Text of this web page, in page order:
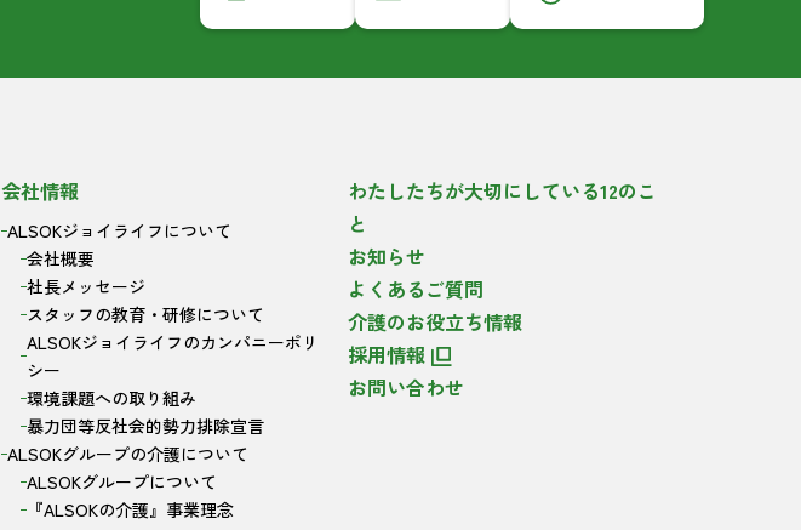
会社情報
ALSOKジョイライフについて
会社概要
社長メッセージ
スタッフの教育・研修について
ALSOKジョイライフのカンパニーポリ
シー
環境課題への取り組み
暴力団等反社会的勢力排除宣言
ALSOKグループの介護について
ALSOKグループについて
『ALSOKの介護』事業理念
わたしたちが大切にしている12のこ
と
お知らせ
よくあるご質問
介護のお役立ち情報
採用情報
お問い合わせ